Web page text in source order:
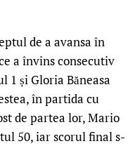
de a avansa în
a învins consecutiv
1 și Gloria Băneasa
în partida cu
de partea lor, Mario
50, iar scorul final s-